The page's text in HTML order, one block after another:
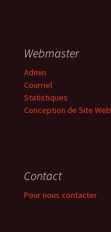
Webmaster
Admin
Courriel
Statistiques
Conception de Site Web
Contact
Pour nous contacter